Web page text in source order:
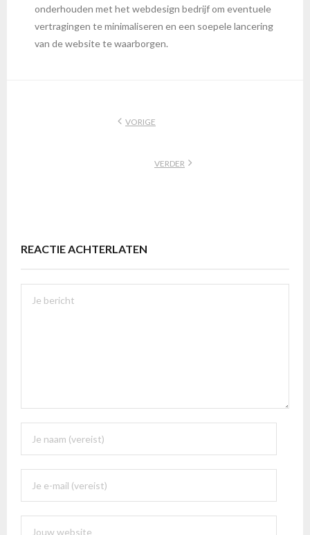
onderhouden met het webdesign bedrijf om eventuele
vertragingen te minimaliseren en een soepele lancering
van de website te waarborgen.
VORIGE
VERDER
REACTIE ACHTERLATEN